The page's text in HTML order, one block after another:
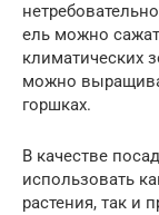
ель можно
климатических
можно
горшках.
В качестве
использовать
растения, так и